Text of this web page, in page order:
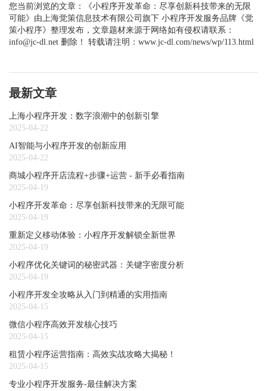
您当前浏览的文章：
《小程序开发革命：尽享创新科技带来的无限
可能》 由上海觉策信息技术有限公司旗下 小程序开发服务品牌《觉
策小程序》整理发布，文章题材来源于网络如有侵权请联系：
info@jc-dl.net 删除！ 转载请注明：www.jc-dl.com/news/wp/113.html
最新文章
上海小程序开发：数字浪潮中的创新引擎
2025-04-22
AI智能与小程序开发的创新应用
2025-04-22
商城小程序开店流程+步骤+运营 - 新手必看指南
2025-04-19
小程序开发革命：尽享创新科技带来的无限可能
2025-04-19
重新定义移动体验：小程序开发解锁全新世界
2025-04-19
小程序优化关键词的秘密武器：关键字密度分析
2025-04-19
小程序开发全攻略从入门到精通的实用指南
2025-04-15
微信小程序高效开发核心技巧
2025-04-15
租赁小程序运营指南：高效实战攻略大揭秘！
2025-04-15
专业小程序开发服务-最佳解决方案